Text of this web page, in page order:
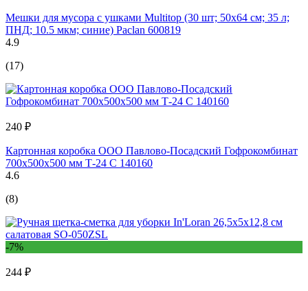
Мешки для мусора с ушками Multitop (30 шт; 50x64 см; 35 л;
ПНД; 10.5 мкм; синие) Paclan 600819
4.9
(17)
240 ₽
Картонная коробка ООО Павлово-Посадский Гофрокомбинат
700х500х500 мм Т-24 С 140160
4.6
(8)
-7%
244 ₽